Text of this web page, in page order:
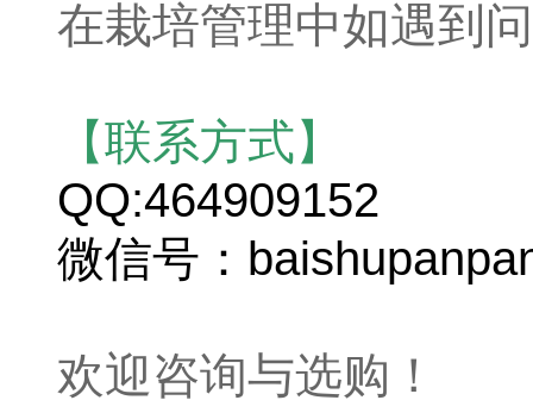
在栽培管理中如遇到
【联系方式】
QQ:464909152
微信号：
欢迎咨询与选购！